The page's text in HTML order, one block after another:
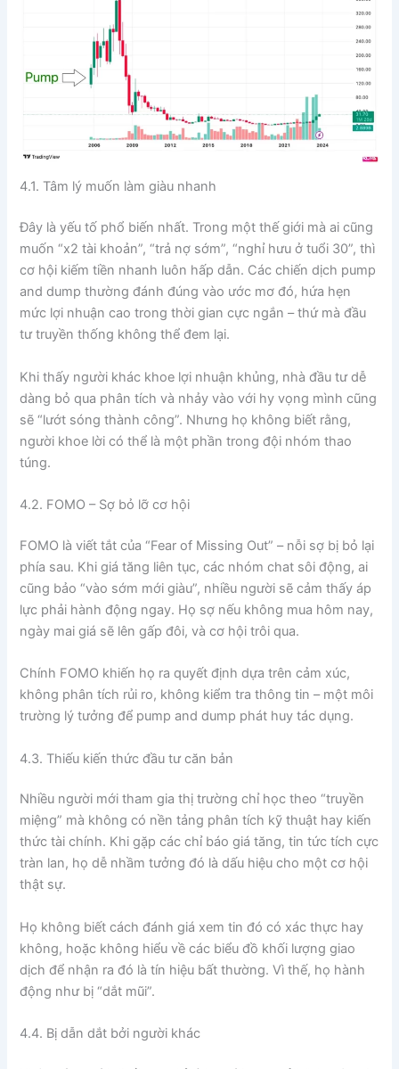
4.1. Tâm lý muốn làm giàu nhanh
Đây là yếu tố phổ biến nhất. Trong một thế giới mà ai cũng
muốn “x2 tài khoản”, “trả nợ sớm”, “nghỉ hưu ở tuổi 30”, thì
cơ hội kiếm tiền nhanh luôn hấp dẫn. Các chiến dịch pump
and dump thường đánh đúng vào ước mơ đó, hứa hẹn
mức lợi nhuận cao trong thời gian cực ngắn – thứ mà đầu
tư truyền thống không thể đem lại.
Khi thấy người khác khoe lợi nhuận khủng, nhà đầu tư dễ
dàng bỏ qua phân tích và nhảy vào với hy vọng mình cũng
sẽ “lướt sóng thành công”. Nhưng họ không biết rằng,
người khoe lời có thể là một phần trong đội nhóm thao
túng.
4.2. FOMO – Sợ bỏ lỡ cơ hội
FOMO là viết tắt của “Fear of Missing Out” – nỗi sợ bị bỏ lại
phía sau. Khi giá tăng liên tục, các nhóm chat sôi động, ai
cũng bảo “vào sớm mới giàu”, nhiều người sẽ cảm thấy áp
lực phải hành động ngay. Họ sợ nếu không mua hôm nay,
ngày mai giá sẽ lên gấp đôi, và cơ hội trôi qua.
Chính FOMO khiến họ ra quyết định dựa trên cảm xúc,
không phân tích rủi ro, không kiểm tra thông tin – một môi
trường lý tưởng để pump and dump phát huy tác dụng.
4.3. Thiếu kiến thức đầu tư căn bản
Nhiều người mới tham gia thị trường chỉ học theo “truyền
miệng” mà không có nền tảng phân tích kỹ thuật hay kiến
thức tài chính. Khi gặp các chỉ báo giá tăng, tin tức tích cực
tràn lan, họ dễ nhầm tưởng đó là dấu hiệu cho một cơ hội
thật sự.
Họ không biết cách đánh giá xem tin đó có xác thực hay
không, hoặc không hiểu về các biểu đồ khối lượng giao
dịch để nhận ra đó là tín hiệu bất thường. Vì thế, họ hành
động như bị “dắt mũi”.
4.4. Bị dẫn dắt bởi người khác